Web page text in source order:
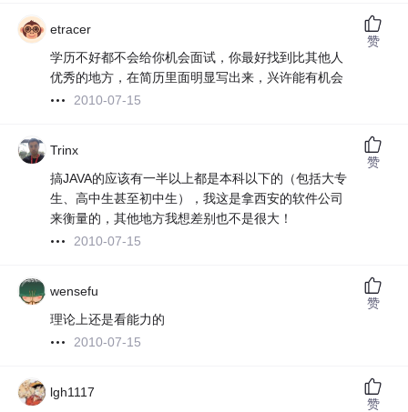
etracer
学历不好都不会给你机会面试，你最好找到比其他人
优秀的地方，在简历里面明显写出来，兴许能有机会
2010-07-15
赞
Trinx
搞JAVA的应该有一半以上都是本科以下的（包括大专
生、高中生甚至初中生），我这是拿西安的软件公司
来衡量的，其他地方我想差别也不是很大！
2010-07-15
赞
wensefu
理论上还是看能力的
2010-07-15
赞
lgh1117
赞